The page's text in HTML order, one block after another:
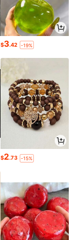
$3.42 -19%
$2.73 -15%